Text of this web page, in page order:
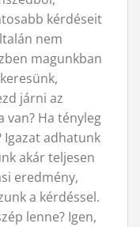
kérdéseit
nem
magunkban
járni az
van? Ha tényleg
Igazat adhatunk
akár teljesen
eredmény,
a kérdéssel.
lenne? Igen,